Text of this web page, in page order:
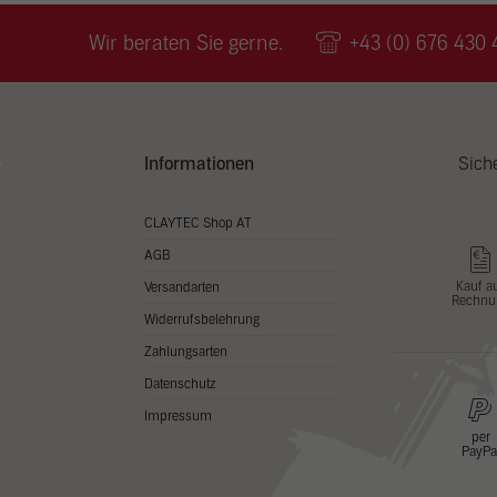
Wir beraten Sie gerne. +43 (0) 676 430
Informationen
CLAYTEC Shop AT
AGB
Versandarten
Widerrufsbelehrung
Zahlungsarten
Datenschutz
Impressum
Kauf
per
PayPal
zu